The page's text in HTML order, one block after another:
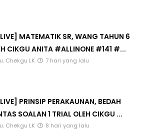
MATEMATIK SR, WANG TAHUN 6
CIKGU ANITA #ALLINONE #141 #...
Chekgu LK 7 hari yang lalu
PRINSIP PERAKAUNAN, BEDAH
SOALAN 1 TRIAL OLEH CIKGU ...
Chekgu LK 8 hari yang lalu